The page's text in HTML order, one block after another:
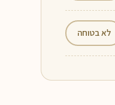
לא בטוחה